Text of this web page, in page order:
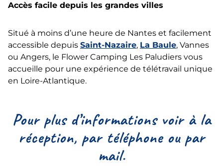
Accès facile depuis les grandes villes
Situé à moins d’une heure de Nantes et facilement
accessible depuis Saint-Nazaire, La Baule, Vannes
ou Angers, le Flower Camping Les Paludiers vous
accueille pour une expérience de télétravail unique
en Loire-Atlantique.
Pour plus d’informations voir à la
réception, par téléphone ou par
mail.